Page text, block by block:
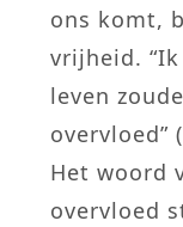
ons komt,
vrijheid.
leven
overvloed”
Het woord
overvloed